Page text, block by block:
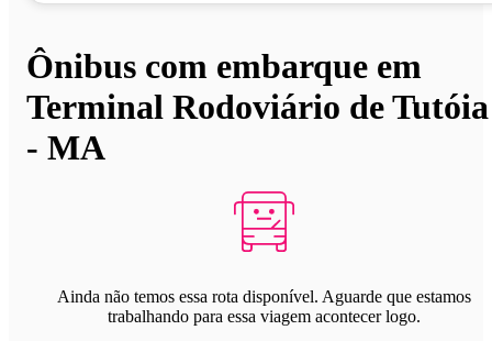
Ônibus com embarque em
Terminal Rodoviário de Tutóia
- MA
Ainda não temos essa rota disponível. Aguarde que estamos
trabalhando para essa viagem acontecer logo.